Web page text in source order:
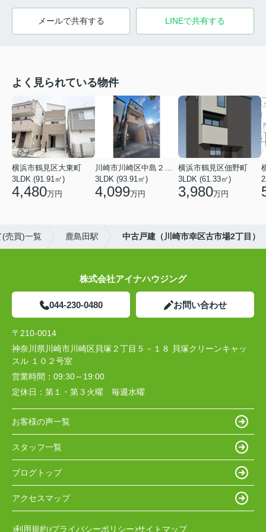
メールで共有する LINEで共有する
よく見られている物件
横浜市鶴見区大東町
3LDK (91.91㎡)
4,480万円
川崎市川崎区中島２丁目
3LDK (93.91㎡)
4,099万円
横浜市鶴見区佃野町
3LDK (61.33㎡)
3,980万円
(売買)一覧 鹿島田駅 中古戸建（川崎市幸区古市場2丁目）
株式会社アイナハウジング
044-230-0480 お問い合わせ
〒210-0014
神奈川県川崎市川崎区貝塚２丁目５－１８ 貝塚クリーンキャッ
スル １０２号室
営業時間： 09:30～19:00
定休日： 第１・第３火曜 毎週水曜
お客様の声一覧
スタッフ一覧
ブログトップ
アクセスマップ
利用規約 プライバシーポリシー サイトマップ